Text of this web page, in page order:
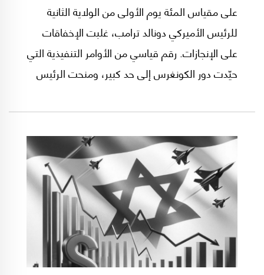
على مقياس المئة يوم الأولى من الولاية الثانية
للرئيس الأميركي دونالد ترامب، غلبت الإخفاقات
على الإنجازات. رقم قياسي من الأوامر التنفيذية التي
حيّدت دور الكونغرس إلى حد كبير، ومنحت الرئيس
للبيروقراطية. وكاد الهوس بالتعريفات الجمركية،
الذي ارتد وبالاً على وول ستريت، أن يقود أميركا إلى
الهاوية بعيون مفتوحة.